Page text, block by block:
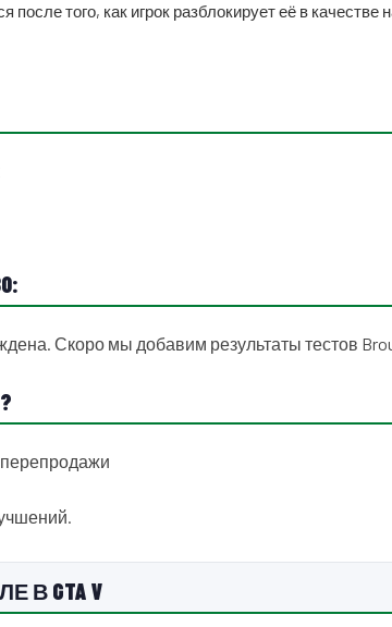
того, как игрок разблокирует её в качестве
Скоро мы добавим результаты тестов
перепродажи
В GTA V